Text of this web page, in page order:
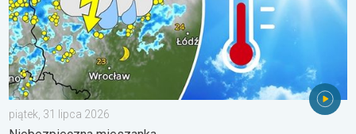
piątek, 31 lipca 2026